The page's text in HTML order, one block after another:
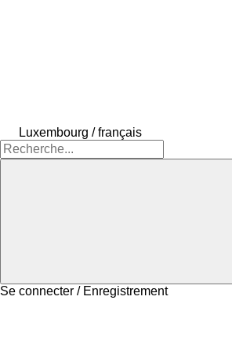
Luxembourg / français
Se connecter / Enregistrement